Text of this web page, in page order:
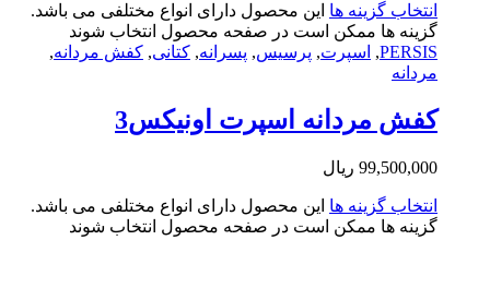
گزینه ها این محصول دارای انواع مختلفی می باشد.
ها ممکن است در صفحه محصول انتخاب شوند
اسپرت,پرسیس, پسرانه ,کتانی ,کفش مردانه,
مردانه اسپرت اونیکس3
ریال
گزینه ها این محصول دارای انواع مختلفی می باشد.
ها ممکن است در صفحه محصول انتخاب شوند